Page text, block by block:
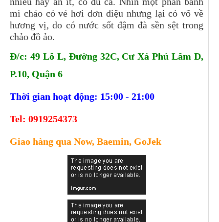
mì chảo có vẻ hơi đơn điệu nhưng lại có võ về
hương vị, do có nước sốt đậm đà sền sệt trong
chảo đồ ảo.
Đ/c: 49 Lô L, Đường 32C, Cư Xá Phú Lâm D,
P.10, Quận 6
Thời gian hoạt động: 15:00 - 21:00
Tel: 0919254373
Giao hàng qua Now, Baemin, GoJek